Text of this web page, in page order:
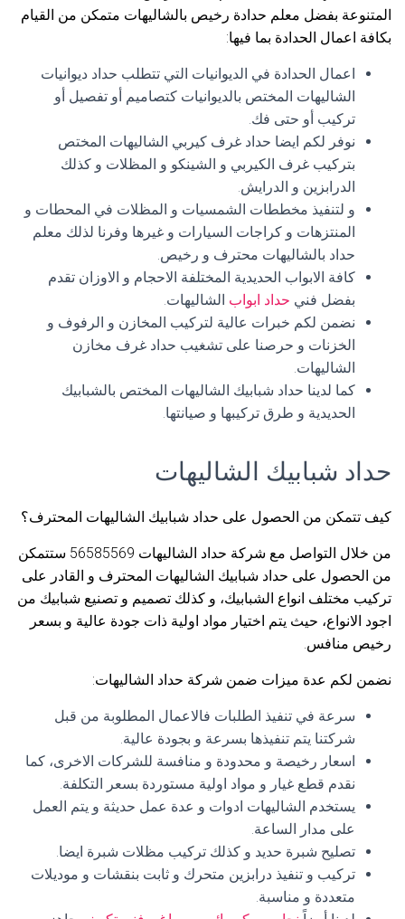
المتنوعة بفضل معلم حدادة رخيص بالشاليهات متمكن من القيام
بكافة اعمال الحدادة بما فيها:
اعمال الحدادة في الديوانيات التي تتطلب حداد ديوانيات
الشاليهات المختص بالديوانيات كتصاميم أو تفصيل أو
تركيب أو حتى فك.
نوفر لكم ايضا حداد غرف كيربي الشاليهات المختص
بتركيب غرف الكيربي و الشينكو و المظلات و كذلك
الدرابزين و الدرايش.
و لتنفيذ مخططات الشمسيات و المظلات في المحطات و
المنتزهات و كراجات السيارات و غيرها وفرنا لذلك معلم
حداد بالشاليهات محترف و رخيص.
كافة الابواب الحديدية المختلفة الاحجام و الاوزان تقدم
بفضل فني حداد ابواب الشاليهات.
نضمن لكم خبرات عالية لتركيب المخازن و الرفوف و
الخزنات و حرصنا على تشغيب حداد غرف مخازن
الشاليهات.
كما لدينا حداد شبابيك الشاليهات المختص بالشبابيك
الحديدية و طرق تركيبها و صيانتها.
حداد شبابيك الشاليهات
كيف تتمكن من الحصول على حداد شبابيك الشاليهات المحترف؟
من خلال التواصل مع شركة حداد الشاليهات 56585569 ستتمكن
من الحصول على حداد شبابيك الشاليهات المحترف و القادر على
تركيب مختلف انواع الشبابيك، و كذلك تصميم و تصنيع شبابيك من
اجود الانواع، حيث يتم اختيار مواد اولية ذات جودة عالية و بسعر
رخيص منافس.
نضمن لكم عدة ميزات ضمن شركة حداد الشاليهات:
سرعة في تنفيذ الطلبات فالاعمال المطلوبة من قبل
شركتنا يتم تنفيذها بسرعة و بجودة عالية.
اسعار رخيصة و محدودة و منافسة للشركات الاخرى، كما
نقدم قطع غيار و مواد اولية مستوردة بسعر التكلفة.
يستخدم الشاليهات ادوات و عدة عمل حديثة و يتم العمل
على مدار الساعة.
تصليح شبرة حديد و كذلك تركيب مظلات شبرة ايضا.
تركيب و تنفيذ درابزين متحرك و ثابت بنقشات و موديلات
متعددة و مناسبة.